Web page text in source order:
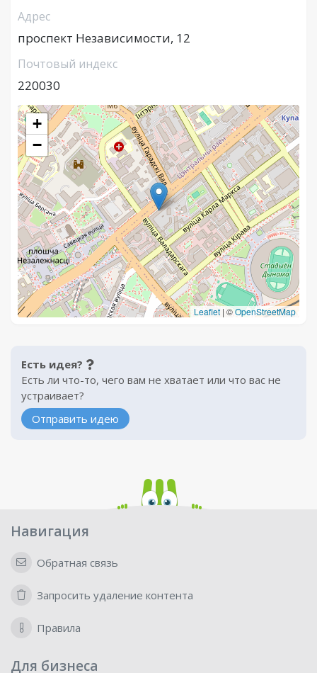
Адрес
проспект Независимости, 12
Почтовый индекс
220030
+
−
Leaflet | ©OpenStreetMap
Есть идея?
Есть ли что-то, чего вам не хватает или что вас не
устраивает?
Отправить идею
Навигация
Обратная связь
Запросить удаление контента
Правила
Для бизнеса